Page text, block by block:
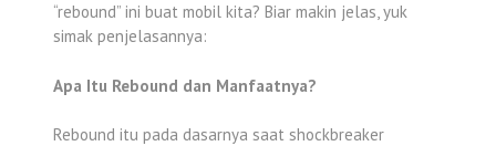
“rebound” ini buat mobil kita? Biar makin jelas, yuk
simak penjelasannya:
Apa Itu Rebound dan Manfaatnya?
Rebound itu pada dasarnya saat shockbreaker